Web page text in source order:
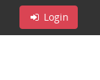
Login